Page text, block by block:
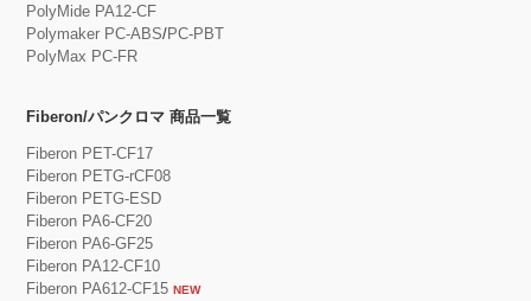
PolyMide PA12-CF
Polymaker PC-ABS/PC-PBT
PolyMax PC-FR
Fiberon/パンクロマ 商品一覧
Fiberon PET-CF17
Fiberon PETG-rCF08
Fiberon PETG-ESD
Fiberon PA6-CF20
Fiberon PA6-GF25
Fiberon PA12-CF10
Fiberon PA612-CF15 NEW